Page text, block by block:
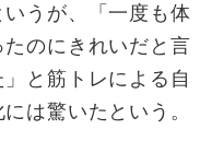
うが、「一度も体
のにきれいだと言
と筋トレによる自
は驚いたという。